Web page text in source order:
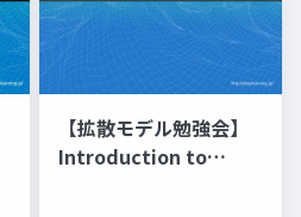
【拡散モデル勉強会】
Introduction to